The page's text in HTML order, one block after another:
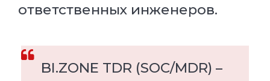
ответственных инженеров.
BI.ZONE TDR (SOC/MDR) –